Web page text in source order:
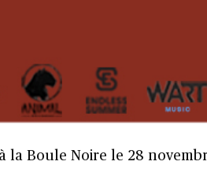
la Boule Noire le 28